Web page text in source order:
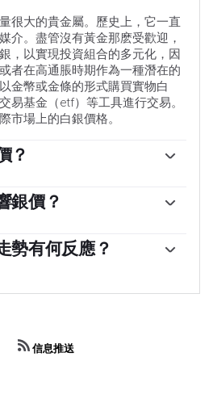
很大的貴金屬。歷史上，它一直
介。盡管沒有黃金那麽受歡迎，
，以實現投資組合的多元化，因
者在高通脹時期作為一種潛在的
金幣或金條的形式購買實物白
易基金（etf）等工具進行交易。
市場上的白銀價格。
？
使白銀價格因其避險地位而上
黃金。作為一種無收益資產，白
產是以美元（XAG/USD）定價
會影響價格。
銀價？
最高的金屬之一，比銅和金還要
高價格，而需求的下降往往會降
國，它們的大型工業部門在各種
勢有何反應？
作為避險資產的地位是相似的。
被低估或黃金被高估的一個指
能表明黃金相對於白銀被低估
信息推送